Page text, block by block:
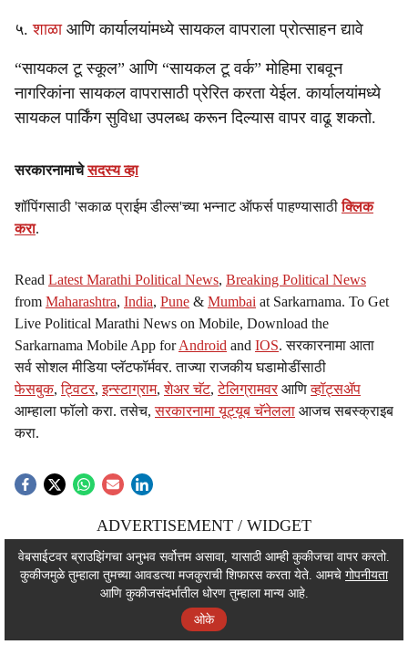
५.शाळाआणि कार्यालयांमध्ये सायकल वापराला प्रोत्साहन द्यावे
“सायकल टू स्कूल” आणि “सायकल टू वर्क” मोहिमा राबवून
नागरिकांना सायकल वापरासाठी प्रेरित करता येईल. कार्यालयांमध्ये
सायकल पार्किंग सुविधा उपलब्ध करून दिल्यास वापर वाढू शकतो.
सरकारनामाचेसदस्य व्हा
शॉपिंगसाठी 'सकाळ प्राईम डील्स'च्या भन्नाट ऑफर्स पाहण्यासाठीक्लिक
करा.
Read Latest Marathi Political News, Breaking Political News
from Maharashtra, India, Pune & Mumbai at Sarkarnama. To Get
Live Political Marathi News on Mobile, Download the
Sarkarnama Mobile App forAndroid and IOS. सरकारनामा आता
सर्व सोशल मीडिया प्लॅटफॉर्मवर. ताज्या राजकीय घडामोडींसाठी
फेसबुक,ट्विटर,इन्स्टाग्राम,शेअर चॅट,टेलिग्रामवर आणिव्हॉट्सॲप
आम्हाला फॉलो करा. तसेच,सरकारनामा यूट्यूब चॅनेलला आजच सबस्क्राइब
करा.
ADVERTISEMENT / WIDGET
ADVERTISEMENT / WIDGET
ADVERTISEMENT / WIDGET
वेबसाईटवर ब्राउझिंगचा अनुभव सर्वोत्तम असावा, यासाठी आम्ही कुकीजचा वापर करतो.
कुकीजमुळे तुम्हाला तुमच्या आवडत्या मजकुराची शिफारस करता येते. आमचे गोपनीयता
आणि कुकीजसंदर्भातील धोरण तुम्हाला मान्य आहे.
ओके